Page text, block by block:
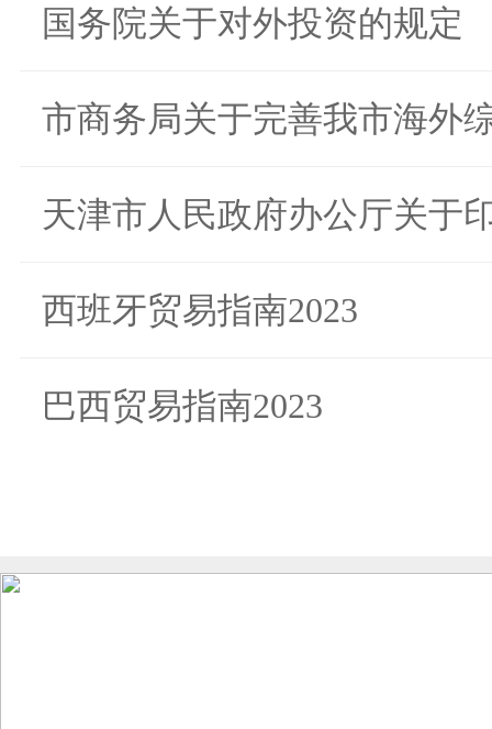
国务院关于对外投资的规定
市商务局关于完善我市海外
天津市人民政府办公厅关于
西班牙贸易指南2023
巴西贸易指南2023